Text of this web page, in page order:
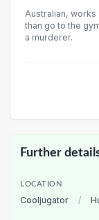
Australian,
than go to the
a murderer.
Further
LOCATION
Cooljugator /